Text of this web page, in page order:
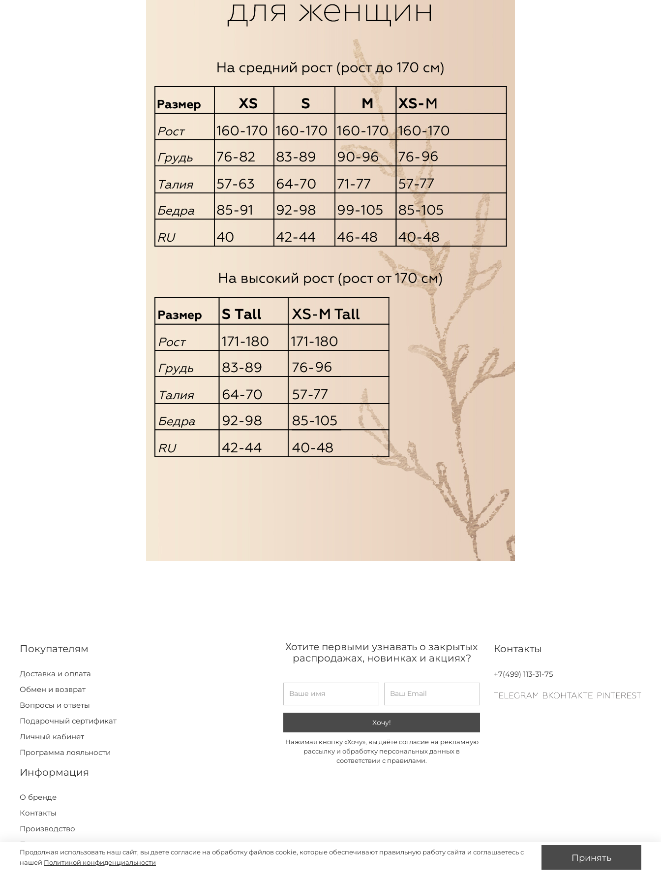
Покупателям
Доставка и оплата
Обмен и возврат
Вопросы и ответы
Подарочный сертификат
Личный кабинет
Программа лояльности
Информация
О бренде
Контакты
Производство
Правила программы лояльности
Политика конфеденциальности
Хотите первыми узнавать о закрытых
распродажах, новинках и акциях?
Хочу!
Нажимая кнопку «Хочу», вы даёте согласие на рекламную
рассылку и обработку персональных данных в
соответствии с правилами.
Контакты
+7(499) 113-31-75
Продолжая использовать наш сайт, вы даете согласие на обработку файлов cookie, которые обеспечивают правильную работу сайта и соглашаетесь с
нашей Политикой конфиденциальности Принять